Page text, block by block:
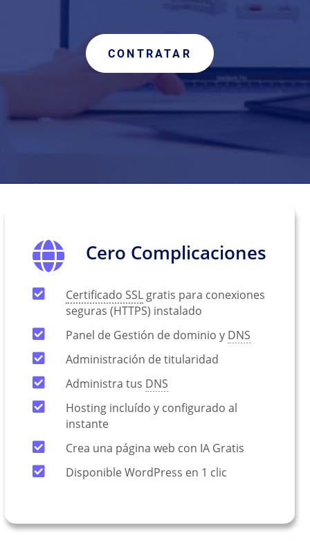
CONTRATAR
Cero Complicaciones
Certificado SSL gratis para conexiones
seguras (HTTPS) instalado
Panel de Gestión de dominio y DNS
Administración de titularidad
Administra tus DNS
Hosting incluído y configurado al
instante
Crea una página web con IA Gratis
Disponible WordPress en 1 clic